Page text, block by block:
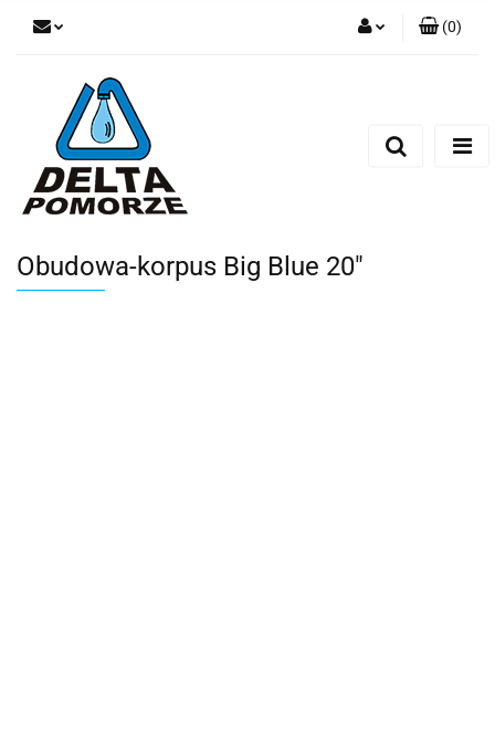
(0)
Obudowa-korpus Big Blue 20"